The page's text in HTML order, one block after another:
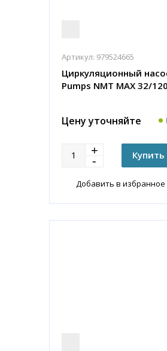
Артикул: 979524665
Циркуляционный
Pumps NMT MAX 32/
Цену уточняйте
Добавить в избранное